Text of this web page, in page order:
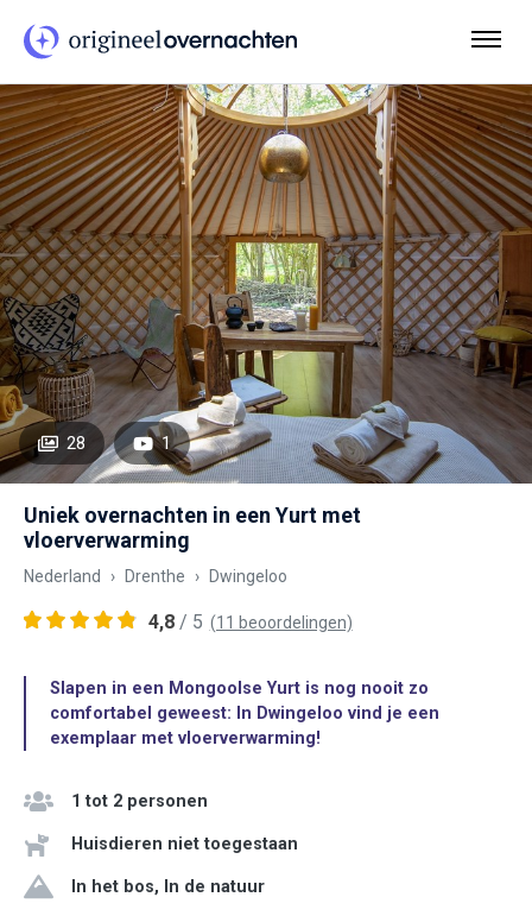
28 1
Uniek overnachten in een Yurt met
vloerverwarming
Nederland Drenthe Dwingeloo
4,8 / 5 (11 beoordelingen)
Slapen in een Mongoolse Yurt is nog nooit zo
comfortabel geweest: In Dwingeloo vind je een
exemplaar met vloerverwarming!
1 tot 2 personen
Huisdieren niet toegestaan
In het bos, In de natuur